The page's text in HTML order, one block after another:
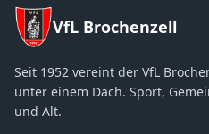
VfL Brochenzell
Seit 1952 vereint der VfL
unter einem Dach. Sport,
und Alt.